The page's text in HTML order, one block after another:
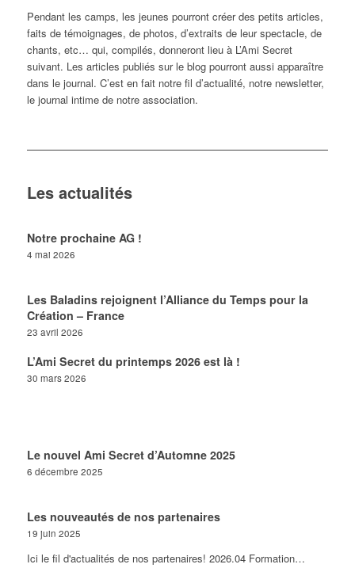
Pendant les camps, les jeunes pourront créer des petits articles,
faits de témoignages, de photos, d’extraits de leur spectacle, de
chants, etc… qui, compilés, donneront lieu à L’Ami Secret
suivant. Les articles publiés sur le blog pourront aussi apparaître
dans le journal. C’est en fait notre fil d’actualité, notre newsletter,
le journal intime de notre association.
Les actualités
Notre prochaine AG !
4 mai 2026
Les Baladins rejoignent l’Alliance du Temps pour la
Création – France
23 avril 2026
L’Ami Secret du printemps 2026 est là !
30 mars 2026
Le nouvel Ami Secret d’Automne 2025
6 décembre 2025
Les nouveautés de nos partenaires
19 juin 2025
Ici le fil d'actualités de nos partenaires! 2026.04 Formation…